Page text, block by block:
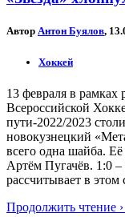
Автор Антон Буялов,
Хоккей
13 февраля в рамках
Всероссийской
пути-2022/2023
новокузнецкий
всего одна шайба.
Артём Пугачёв. 1:0 –
рассчитывает в этом
Продолжить чтение ›